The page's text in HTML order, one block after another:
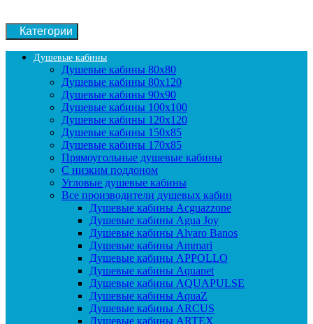
Категории
Душевые кабины
Душевые кабины 80x80
Душевые кабины 80x120
Душевые кабины 90х90
Душевые кабины 100x100
Душевые кабины 120x120
Душевые кабины 150x85
Душевые кабины 170x85
Прямоугольные душевые кабины
С низким поддоном
Угловые душевые кабины
Все производители душевых кабин
Душевые кабины Acguazzone
Душевые кабины Agua Joy
Душевые кабины Alvaro Banos
Душевые кабины Ammari
Душевые кабины APPOLLO
Душевые кабины Aquanet
Душевые кабины AQUAPULSE
Душевые кабины AquaZ
Душевые кабины ARCUS
Душевые кабины ARTEX